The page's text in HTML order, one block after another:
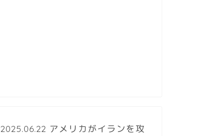
2025.06.22 アメリカがイランを攻